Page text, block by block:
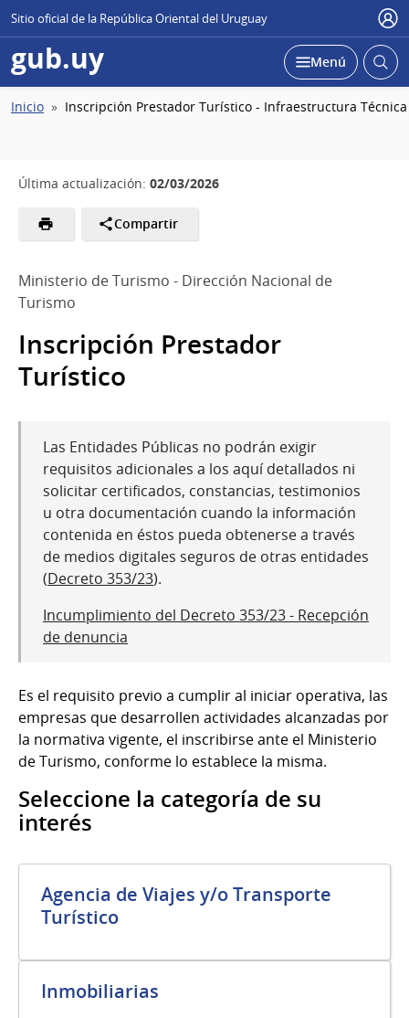
Sitio oficial de la República Oriental del Uruguay
gub.uy Desplegar
Menú Abrir
Ruta
Inicio Inscripción Prestador Turístico - Infraestructura
Última actualización: 02/03/2026
Compartir
Ministerio de Turismo - Dirección Nacional de
Turismo
Inscripción Prestador
Turístico
Las Entidades Públicas no podrán exigir
requisitos adicionales a los aquí detallados ni
solicitar certificados, constancias, testimonios
u otra documentación cuando la información
contenida en éstos pueda obtenerse a través
de medios digitales seguros de otras entidades
(Decreto 353/23).
Incumplimiento del Decreto 353/23 - Recepción
de denuncia
Es el requisito previo a cumplir al iniciar operativa, las
empresas que desarrollen actividades alcanzadas por
la normativa vigente, el inscribirse ante el Ministerio
de Turismo, conforme lo establece la misma.
Seleccione la categoría de su
interés
Agencia de Viajes y/o Transporte
Turístico
Inmobiliarias